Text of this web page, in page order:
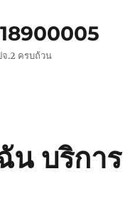
จ.2 ครบถ้วน
น บริการ